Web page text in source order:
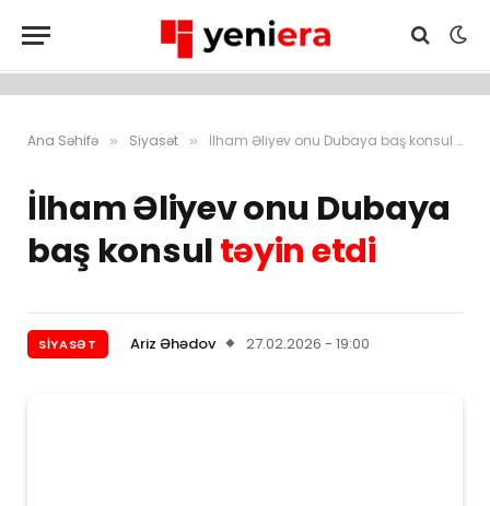
Ana Səhifə » Siyasət » İlham Əliyev onu Dubaya baş konsul təyin etdi
İlham Əliyev onu Dubaya
baş konsultəyin etdi
SIYASƏT Ariz Əhədov 27.02.2026 - 19:00